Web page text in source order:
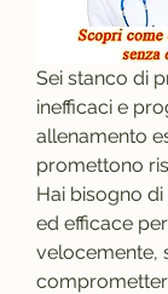
Sei stanco di
inefficaci e
allenamento
promettono
Hai bisogno
ed efficace
velocemente,